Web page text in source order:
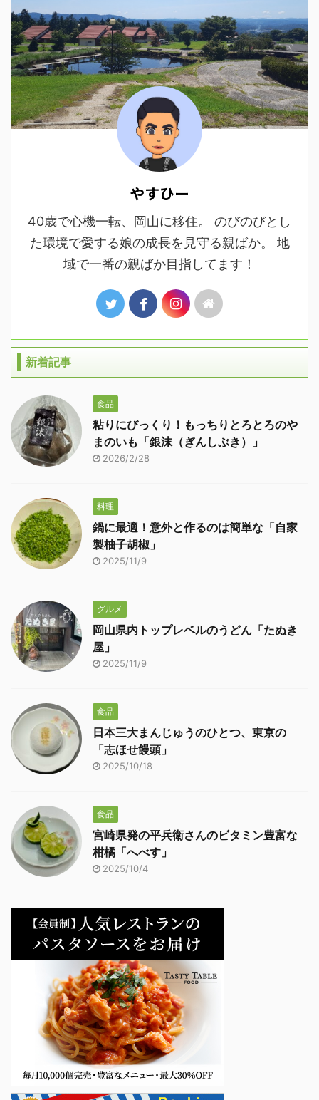
やすひー
40歳で心機一転、岡山に移住。 のびのびとし
た環境で愛する娘の成長を見守る親ばか。 地
域で一番の親ばか目指してます！
新着記事
食品
粘りにびっくり！もっちりとろとろのや
まのいも「銀沫（ぎんしぶき）」
2026/2/28
料理
鍋に最適！意外と作るのは簡単な「自家
製柚子胡椒」
2025/11/9
グルメ
岡山県内トップレベルのうどん「たぬき
屋」
2025/11/9
食品
日本三大まんじゅうのひとつ、東京の
「志ほせ饅頭」
2025/10/18
食品
宮崎県発の平兵衛さんのビタミン豊富な
柑橘「へべす」
2025/10/4